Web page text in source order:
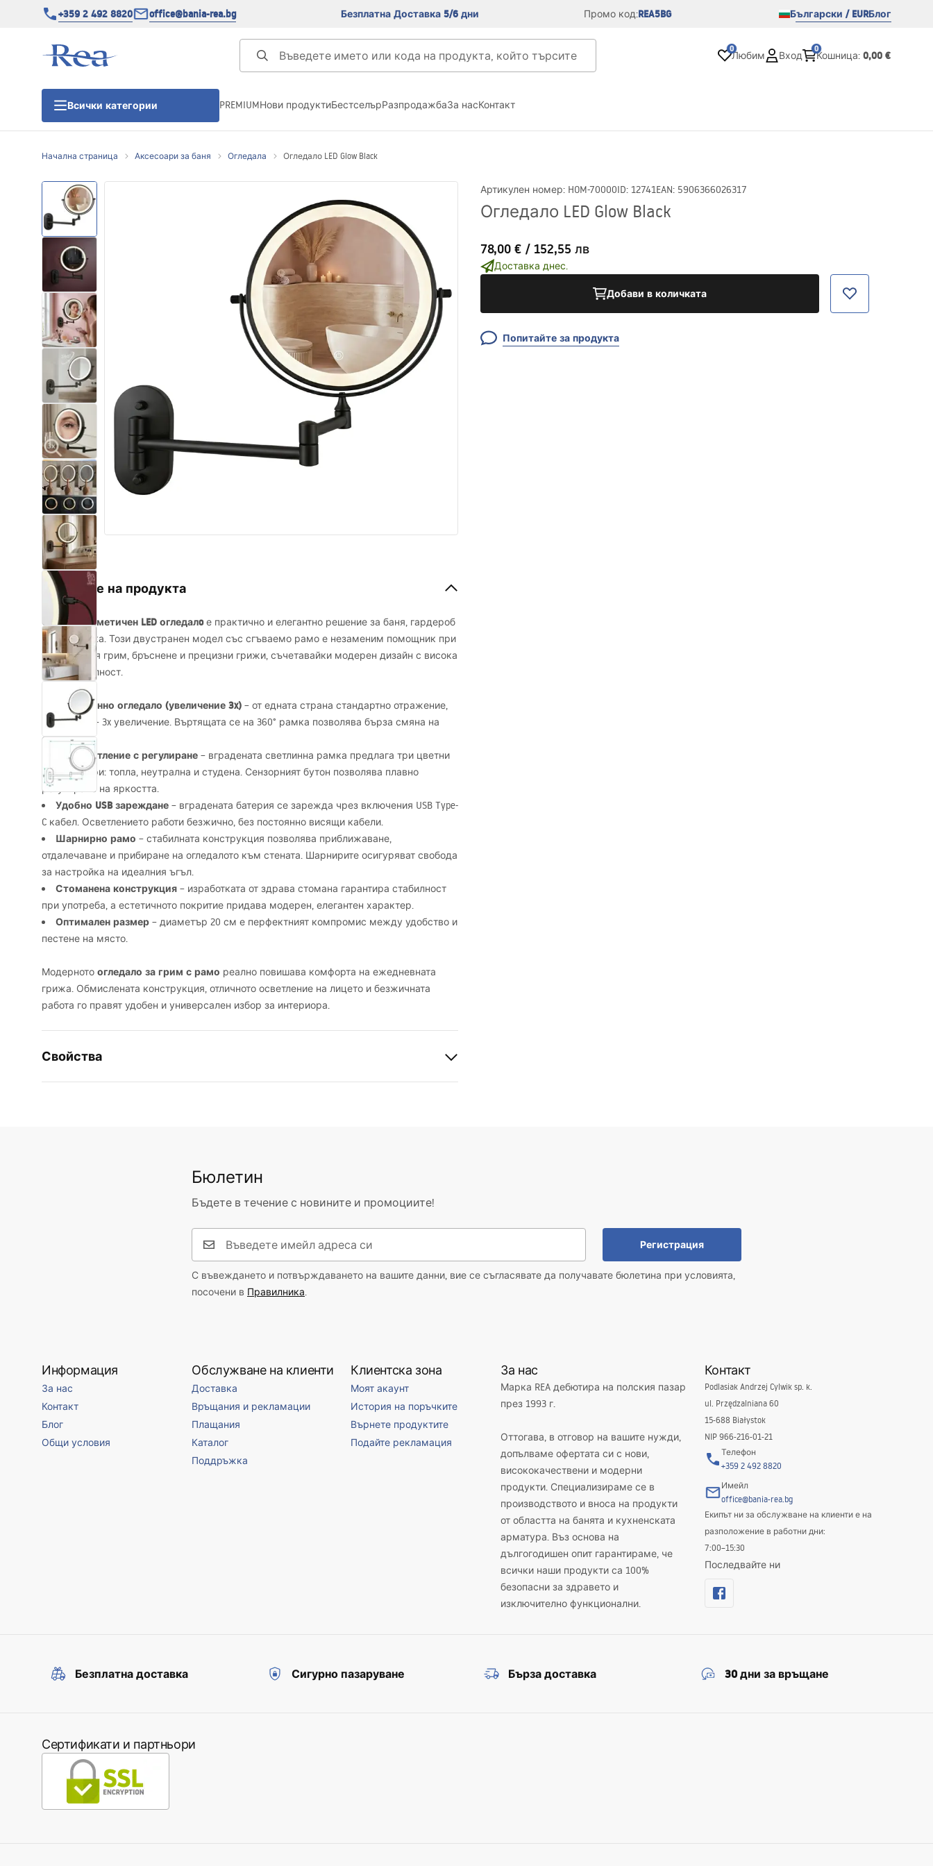
+359 2 492 8820 office@bania-rea.bg Безплатна Доставка 5/6 дни Промо код:REA5BG Български / EURБлог
0
Любим Вход
0
Кошница: 0,00 €
Всички категории
Душ кабини
Душ корита
Линейни сифони
Комплект тоалетна чиния с
биде WC
Умивалници
Вани и Паравани
Смесители за баня
Душ панели
Кухня
Аксесоари и мебели за баня
PREMIUMНови продуктиБестселърРазпродажбаЗа насКонтакт
Начална страница Аксесоари за баня Огледала Огледало LED Glow Black
Артикулен номер: HOM-70000ID: 12741EAN: 5906366026317
Огледало LED Glow Black
78,00 € / 152,55 лв
Доставка днес.
Добави в количката
Попитайте за продукта
Описание на продукта
Стенен козметичен LED огледалoе практично и елегантно решение за баня, гардероб
или тоалетка. Този двустранен модел със сгъваемо рамо е незаменим помощник при
ежедневния грим, бръснене и прецизни грижи, съчетавайки модерен дизайн с висока
функционалност.
Двустранно огледало (увеличение 3x) – от едната страна стандартно отражение,
от другата – 3x увеличение. Въртящата се на 360° рамка позволява бърза смяна на
страните.
LEDосветление с регулиране – вградената светлинна рамка предлага три цветни
температури: топла, неутрална и студена. Сензорният бутон позволява плавно
регулиране на яркостта.
Удобно USBзареждане – вградената батерия се зарежда чрез включения USB Type-
C кабел. Осветлението работи безжично, без постоянно висящи кабели.
Шарнирно рамо – стабилната конструкция позволява приближаване,
отдалечаване и прибиране на огледалото към стената. Шарнирите осигуряват свобода
за настройка на идеалния ъгъл.
Стоманена конструкция – изработката от здрава стомана гарантира стабилност
при употреба, а естетичното покритие придава модерен, елегантен характер.
Оптимален размер – диаметър 20 см е перфектният компромис между удобство и
пестене на място.
Модерното огледало за грим с рамо реално повишава комфорта на ежедневната
грижа. Обмислената конструкция, отличното осветление на лицето и безжичната
работа го правят удобен и универсален избор за интериора.
Свойства
Да
Черни
Метал
Кръгло
НЕ
Glow
Бюлетин
Бъдете в течение с новините и промоциите!
Регистрация
С въвеждането и потвърждаването на вашите данни, вие се съгласявате да получавате бюлетина при условията,
посочени в Правилника.
Информация
За нас
Контакт
Блог
Общи условия
Обслужване на клиенти
Доставка
Връщания и рекламации
Плащания
Каталог
Поддръжка
Клиентска зона
Моят акаунт
История на поръчките
Върнете продуктите
Подайте рекламация
За нас
Марка REA дебютира на полския пазар
през 1993 г.
Оттогава, в отговор на вашите нужди,
допълваме офертата си с нови,
висококачествени и модерни
продукти. Специализираме се в
производството и вноса на продукти
от областта на банята и кухненската
арматура. Въз основа на
дългогодишен опит гарантираме, че
всички наши продукти са 100%
безопасни за здравето и
изключително функционални.
Контакт
Podlasiak Andrzej Cylwik sp. k.
ul. Przędzalniana 60
15-688 Białystok
NIP 966-216-01-21
Телефон
+359 2 492 8820
Имейл
office@bania-rea.bg
Екипът ни за обслужване на клиенти е на
разположение в работни дни:
7:00–15:30
Последвайте ни
Безплатна доставка Сигурно пазаруване Бърза доставка 30 дни за връщане
Сертификати и партньори